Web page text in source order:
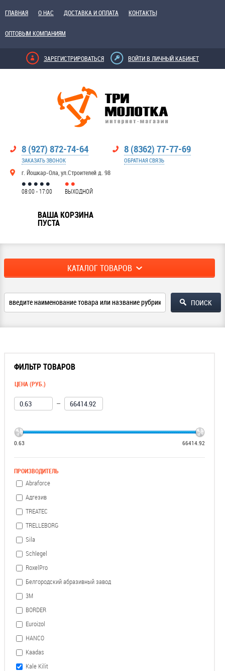
ГЛАВНАЯ О НАС ДОСТАВКА И ОПЛАТА КОНТАКТЫ
ОПТОВЫМ КОМПАНИЯМ
ЗАРЕГИСТРИРОВАТЬСЯ ВОЙТИ В ЛИЧНЫЙ КАБИНЕТ
8 (927) 872-74-64
ЗАКАЗАТЬ ЗВОНОК
г. Йошкар-Ола, ул.Строителей д. 98
8 (8362) 77-77-69
ОБРАТНАЯ СВЯЗЬ
08:00 - 17:00 ВЫХОДНОЙ
ВАША КОРЗИНА
ПУСТА
КАТАЛОГ ТОВАРОВ
ФИЛЬТР ТОВАРОВ
ЦЕНА (РУБ.)
—
0.63 66414.92
ПРОИЗВОДИТЕЛЬ
Abraforce
Адгезив
TREATEC
TRELLEBORG
Sila
Schlegel
RoxelPro
Белгородский абразивный завод
3М
BORDER
Euroizol
HANCO
Kaadas
Kale Kilit